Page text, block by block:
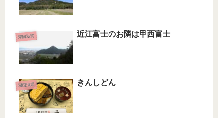
湖国滋賀 近江富士のお隣は甲西富士
湖国滋賀 きんしどん